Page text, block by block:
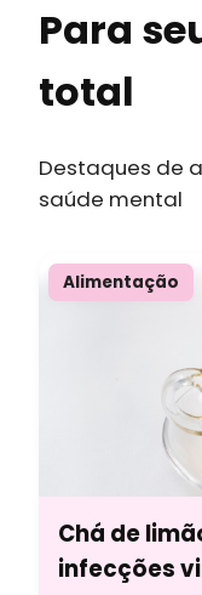
Para
total
Destaques de
saúde mental
Alimentação
Chá de
infecções